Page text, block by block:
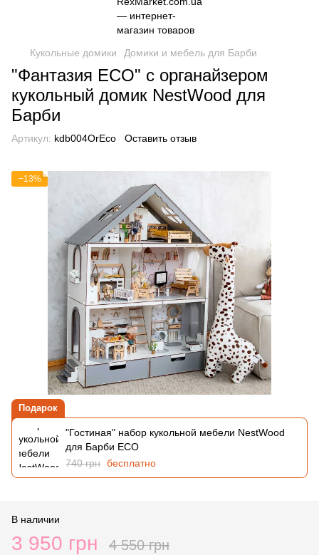
Кукольные домики Домики и мебель для Барби
"Фантазия ECO" с органайзером
кукольный домик NestWood для
Барби
Артикул: kdb004OrEco Оставить отзыв
−13%
Подарок
"Гостиная" набор кукольной мебели NestWood
для Барби ECO
740 грн бесплатно
В наличии
3 950 грн 4 550 грн